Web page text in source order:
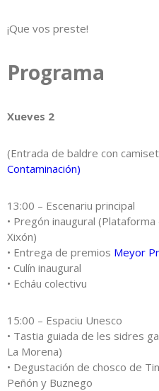
¡Que vos preste!
Programa
Xueves 2
(Entrada de baldre con
Contaminación)
13:00 – Escenariu principal
• Pregón inaugural
Xixón)
• Entrega de premios Meyor
• Culín inaugural
• Echáu colectivu
15:00 – Espaciu Unesco
• Tastia guiada de les sidres
La Morena)
• Degustación de chosco de
Peñón y Buznego